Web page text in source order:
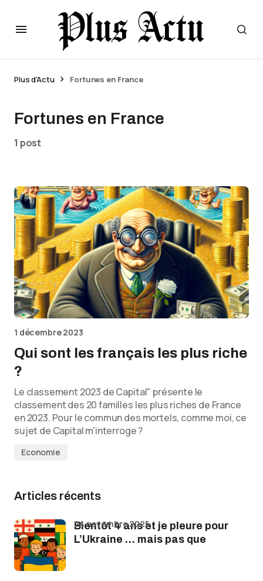
Plus d'Actu Fortunes en France
Fortunes en France
1 post
1 décembre 2023
Qui sont les français les plus riche
?
Le classement 2023 de Capital" présente le
classement des 20 familles les plus riches de France
en 2023. Pour le commun des mortels, comme moi, ce
sujet de Capital m'interroge ?
Economie
Articles récents
Bientôt 4 ans et je pleure pour
L’Ukraine … mais pas que
24 novembre 2025